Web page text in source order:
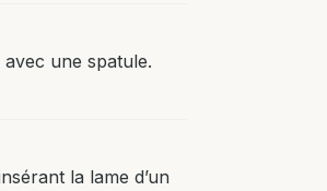
une spatule.
la lame d’un